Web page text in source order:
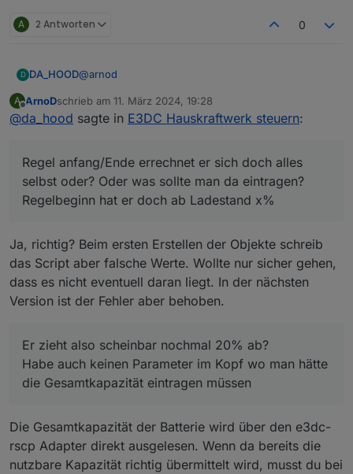
A 2 Antworten 0
D DA_HOOD@arnod
Vielen lieben Dank!
morgen macht. Prognosen etc. Sind jetzt welche da,
was vorher nicht der Fall war.
Regel anfang/Ende errechnet er sich doch alles
selbst oder? Oder was sollte man da eintragen?
Regelbeginn hat er doch ab Ladestand x% 🤔.
Eine Frage noch:
hatte ich bei nutzbarer Kapazität 80% eingetragen
und dann hat er mit bei vollen Akku noch 8,8 kwh
verbleibend angezeigt. Er zieht also scheinbar
nochmal 20% ab?
Habe auch keinen Parameter im Kopf wo man hätte
A
Offline
ArnoDschrieb am 11. März 2024, 19:28
zuletzt editiert von
@da_hood sagte in E3DC Hauskraftwerk steuern:
Regel anfang/Ende errechnet er sich doch alles
selbst oder? Oder was sollte man da eintragen?
Regelbeginn hat er doch ab Ladestand x%
Ja, richtig? Beim ersten Erstellen der Objekte schreib
das Script aber falsche Werte. Wollte nur sicher gehen,
dass es nicht eventuell daran liegt. In der nächsten
Version ist der Fehler aber behoben.
Er zieht also scheinbar nochmal 20% ab?
Habe auch keinen Parameter im Kopf wo man hätte
die Gesamtkapazität eintragen müssen
Die Gesamtkapazität der Batterie wird über den e3dc-
rscp Adapter direkt ausgelesen. Wenn da bereits die
nutzbare Kapazität richtig übermittelt wird, musst du bei